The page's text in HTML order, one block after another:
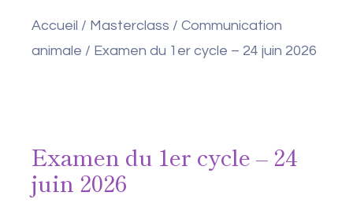
Accueil / Masterclass / Communication
animale / Examen du 1er cycle – 24 juin 2026
Examen du 1er cycle – 24
juin 2026